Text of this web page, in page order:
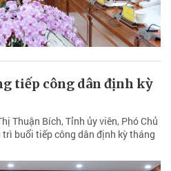
tiếp công dân định kỳ
Thuận Bích, Tỉnh ủy viên, Phó Chủ
buổi tiếp công dân định kỳ tháng